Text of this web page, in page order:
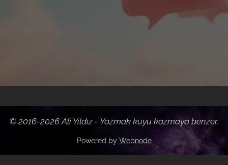
© 2016-2026 Ali Yıldız - Yazmak kuyu kazmaya benzer.
Powered by Webnode